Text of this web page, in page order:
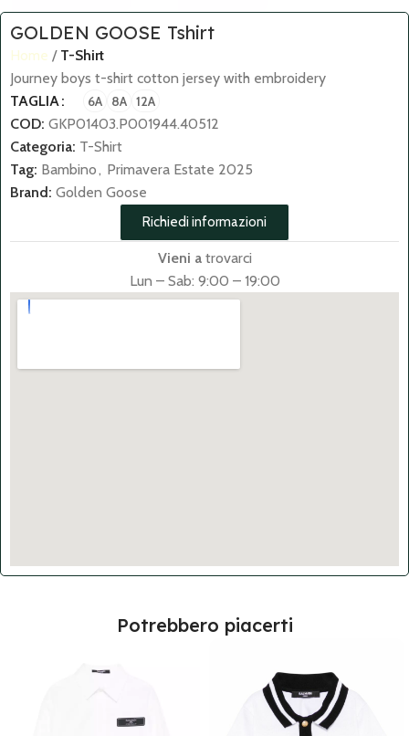
GOLDEN GOOSE Tshirt
Home
T-Shirt
Journey boys t-shirt cotton jersey with embroidery
TAGLIA
6A 8A 12A
COD: GKP01403.P001944.40512
Categoria: T-Shirt
Tag: Bambino, Primavera Estate 2025
Brand: Golden Goose
Richiedi informazioni
Vieni atrovarci
Lun – Sab: 9:00 – 19:00
Potrebbero piacerti